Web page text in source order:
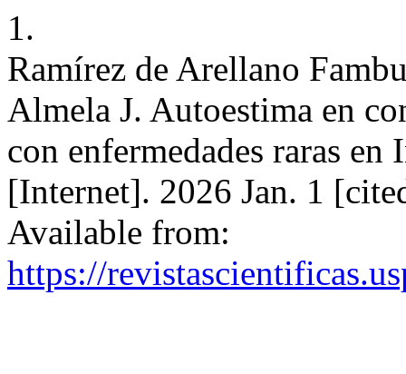
1.
Ramírez de Arellano
Almela J. Autoestima en
con enfermedades raras
[Internet]. 2026 Jan. 1
Available from:
https://